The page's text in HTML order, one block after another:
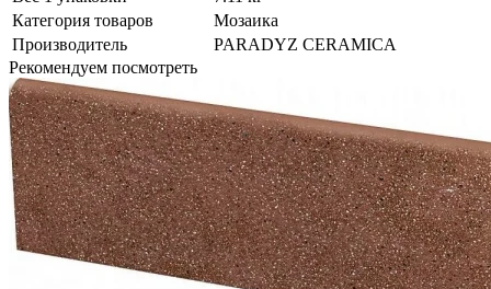
Категория товаров
Мозаика
Производитель
PARADYZ CERAMICA
Рекомендуем посмотреть